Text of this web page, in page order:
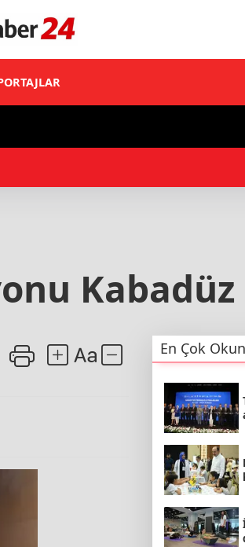
Kabadüz
En Çok